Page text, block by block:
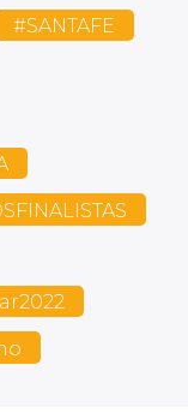
#SANTAFE